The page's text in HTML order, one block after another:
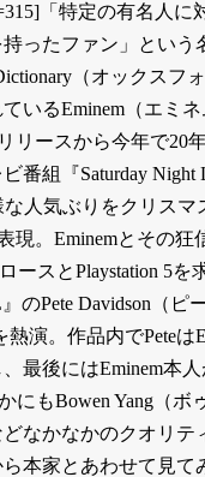
「特定の有名人に
ったファン」という
（オックスフ
いるEminem（エミ
リースから今年で20
番組『Saturday Night
な人気ぶりをクリスマ
現。Eminemとその狂
ースとPlaystation 5を
のPete Davidson（ピ
熱演。作品内でPeteは
最後にはEminem本
にもBowen Yang（ボ
なかなかのクオリテ
ら本家とあわせて見